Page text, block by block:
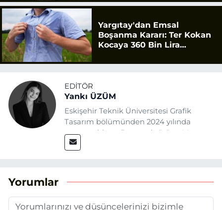
Yargıtay'dan Emsal
Boşanma Kararı: Ter Kokan
Kocaya 360 Bin Lira
EDITÖR
Yankı ÜZÜM
Eskişehir Teknik Üniversitesi Grafik
Tasarım bölümünden 2024 yılında
mezun oldum. Basın sektörüne Mayıs
2025’te Eskişehir Haber Ajansı ile adım
aktarmayı hedefliyorum.
Yorumlar